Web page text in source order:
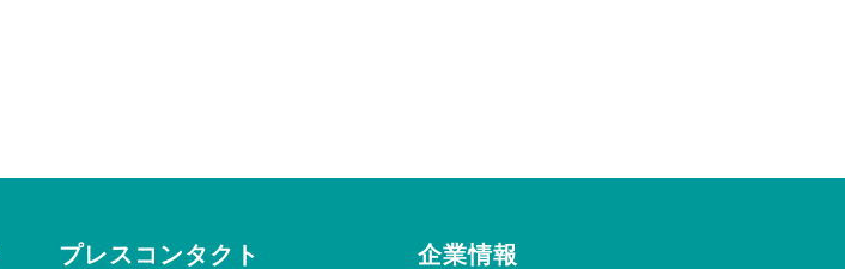
プレスコンタクト 企業情報